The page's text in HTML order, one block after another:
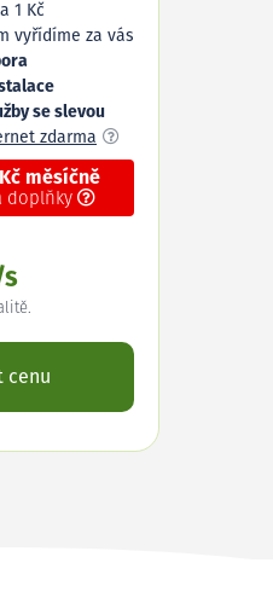
1 Kč
vyřídíme za vás
se slevou
zdarma
měsíčně
doplňky
s
cenu